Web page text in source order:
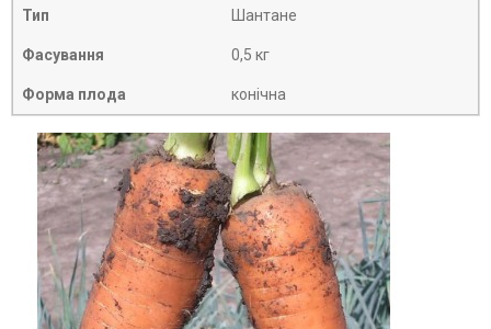
Тип Шантане
Фасування 0,5 кг
Форма плода конічна